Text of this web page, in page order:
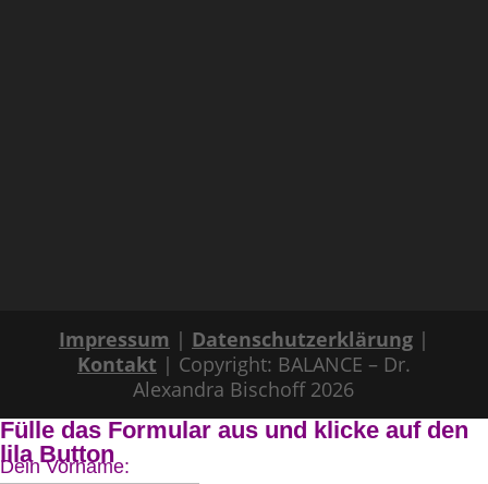
Impressum | Datenschutzerklärung|
Kontakt | Copyright: BALANCE – Dr.
Alexandra Bischoff 2026
Fülle das Formular aus und klicke auf den
lila Button
Dein Vorname: